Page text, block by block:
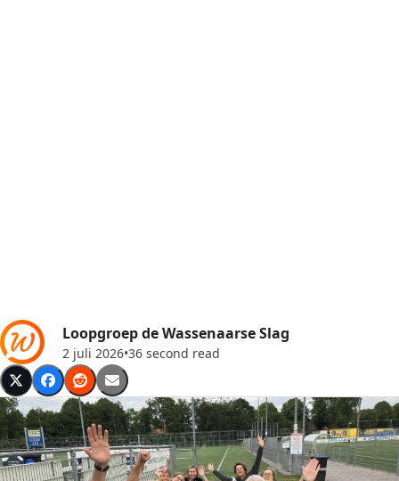
Loopgroep de Wassenaarse Slag
2 juli 2026•36 second read